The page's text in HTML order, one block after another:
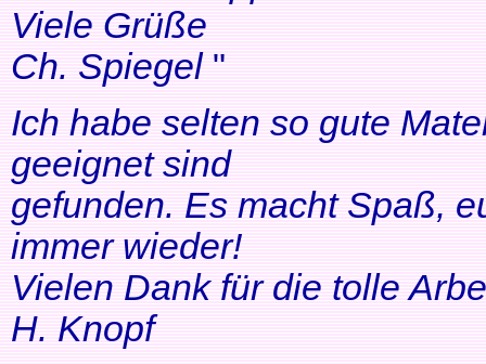
Viele Grüße
Ch. Spiegel"
Ich habe selten so gute
geeignet sind
gefunden. Es macht Spaß,
immer wieder!
Vielen Dank für die tolle
H. Knopf